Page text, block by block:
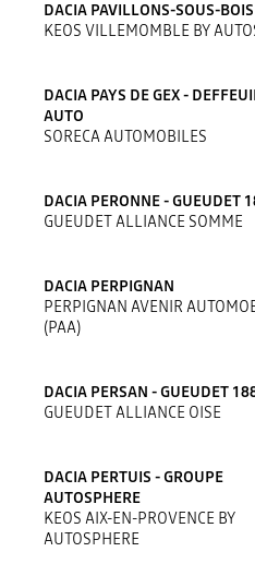
DACIA PAVILLONS-SOUS-BOIS
KEOS VILLEMOMBLE BY
DACIA PAYS DE GEX -
AUTO
SORECA AUTOMOBILES
DACIA PERONNE - GUEUDET
GUEUDET ALLIANCE SOMME
DACIA PERPIGNAN
PERPIGNAN AVENIR
(PAA)
DACIA PERSAN - GUEUDET
GUEUDET ALLIANCE OISE
DACIA PERTUIS - GROUPE
AUTOSPHERE
KEOS AIX-EN-PROVENCE BY
AUTOSPHERE